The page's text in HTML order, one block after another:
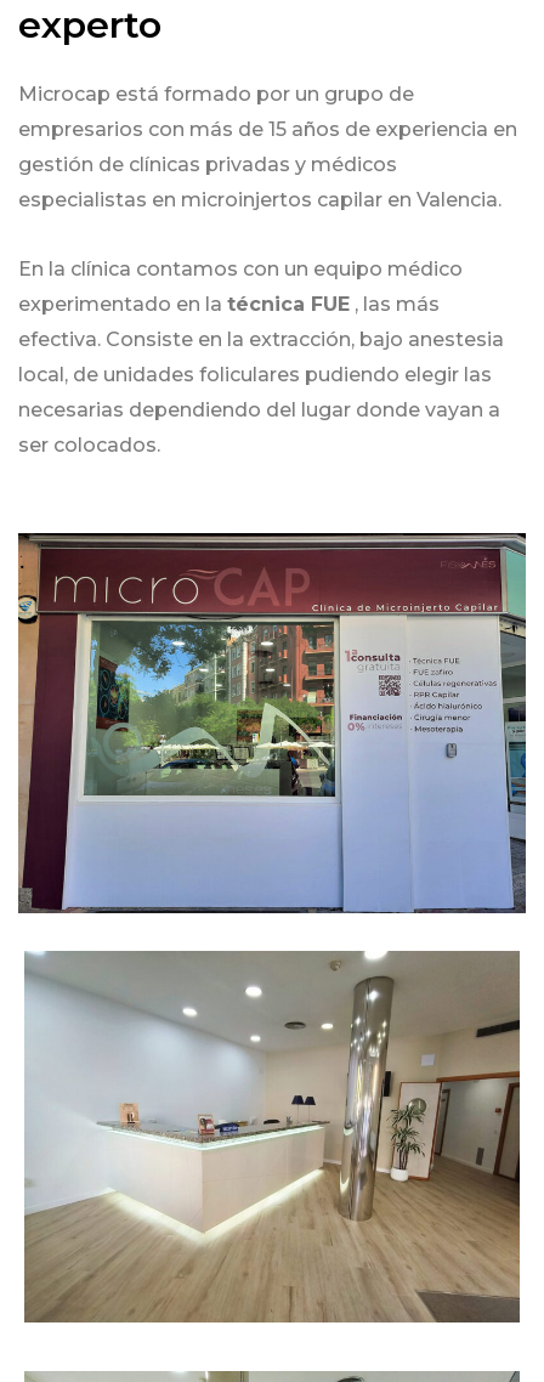
experto
Microcap está formado por un grupo de
empresarios con más de 15 años de experiencia en
gestión de clínicas privadas y médicos
especialistas en microinjertos capilar en Valencia.
En la clínica contamos con un equipo médico
experimentado en la técnica FUE , las más
efectiva. Consiste en la extracción, bajo anestesia
local, de unidades foliculares pudiendo elegir las
necesarias dependiendo del lugar donde vayan a
ser colocados.